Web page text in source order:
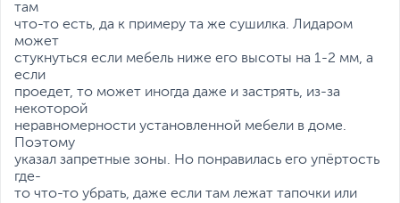
там
что-то есть, да к примеру та же сушилка. Лидаром
может
стукнуться если мебель ниже его высоты на 1-2 мм, а
если
проедет, то может иногда даже и застрять, из-за
некоторой
неравномерности установленной мебели в доме.
Поэтому
указал запретные зоны. Но понравилась его упёртость
где-
то что-то убрать, даже если там лежат тапочки или